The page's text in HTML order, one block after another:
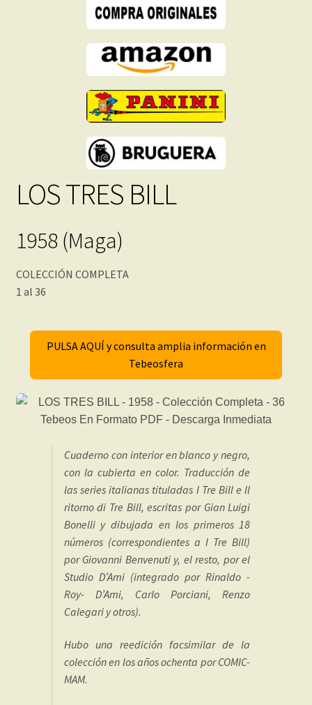
LOS TRES BILL
1958 (Maga)
COLECCIÓN COMPLETA
1 al 36
PULSA AQUÍ y consulta amplia información en
Tebeosfera
Cuaderno con interior en blanco y negro,
con la cubierta en color. Traducción de
las series italianas tituladas I Tre Bill e Il
ritorno di Tre Bill, escritas por Gian Luigi
Bonelli y dibujada en los primeros 18
números (correspondientes a I Tre Bill)
por Giovanni Benvenuti y, el resto, por el
Studio D’Ami (integrado por Rinaldo -
Roy- D’Ami, Carlo Porciani, Renzo
Calegari y otros).
Hubo una reedición facsimilar de la
colección en los años ochenta por COMIC-
MAM.